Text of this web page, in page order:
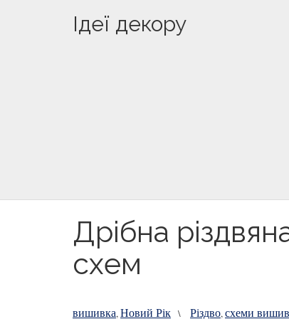
Ідеї декору
Дрібна
схем
вишивка,Новий Рік \ Різдво,схеми